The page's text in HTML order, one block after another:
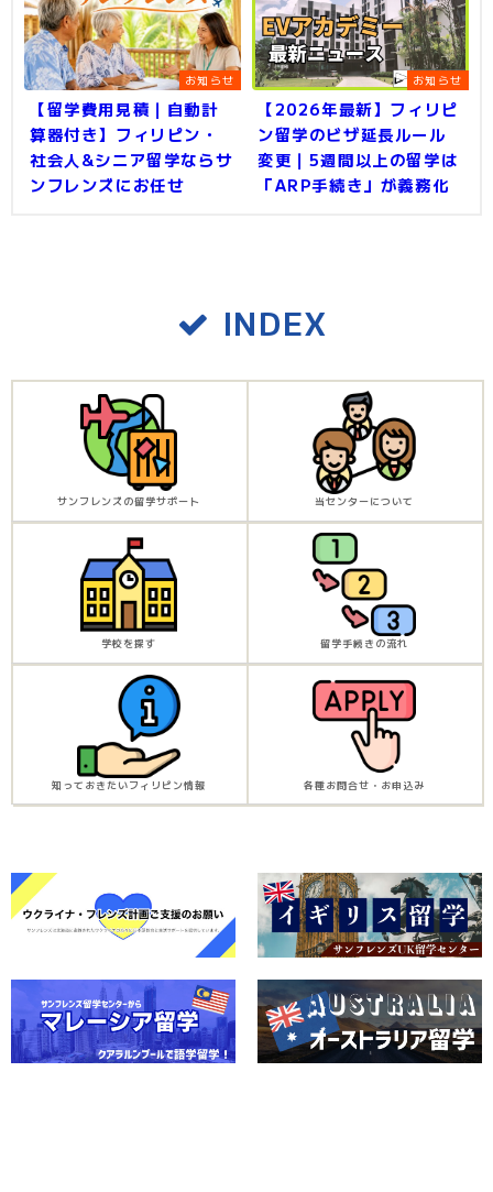
お知らせ
【留学費用見積｜自動計
算器付き】フィリピン・
社会人&シニア留学ならサ
ンフレンズにお任せ
お知らせ
【2026年最新】フィリピ
ン留学のビザ延長ルール
変更｜5週間以上の留学は
「ARP手続き」が義務化
INDEX
サンフレンズの留学サポート 当センターについて
学校を探す 留学手続きの流れ
知っておきたいフィリピン情報 各種お問合せ・お申込み